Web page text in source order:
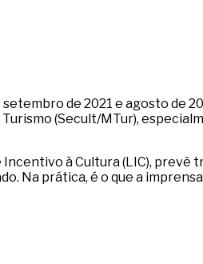
de 2021 e agosto de
(Secult/MTur),
à Cultura (LIC),
Na prática, é o que a